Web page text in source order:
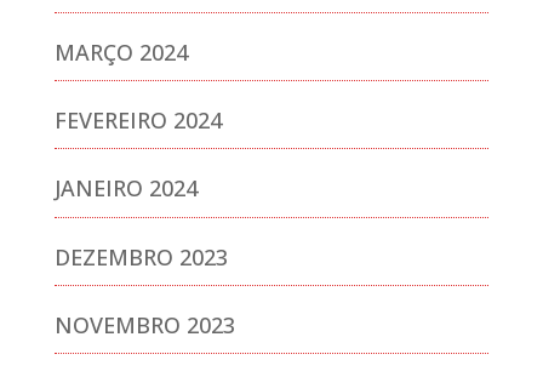
MARÇO 2024
FEVEREIRO 2024
JANEIRO 2024
DEZEMBRO 2023
NOVEMBRO 2023